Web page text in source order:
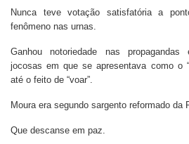
Nunca teve votação satisfatória a
fenômeno nas urnas.
Ganhou notoriedade nas propagandas
jocosas em que se apresentava como o
até o feito de “voar”.
Moura era segundo sargento reformado da
Que descanse em paz.